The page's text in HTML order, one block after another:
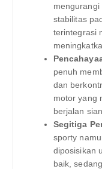
stabilitas
terintegrasi
penuh
dan
motor yang
berjalan
Segitiga
sporty
diposisikan
baik,